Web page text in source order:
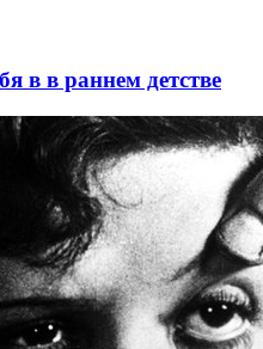
в в раннем детстве